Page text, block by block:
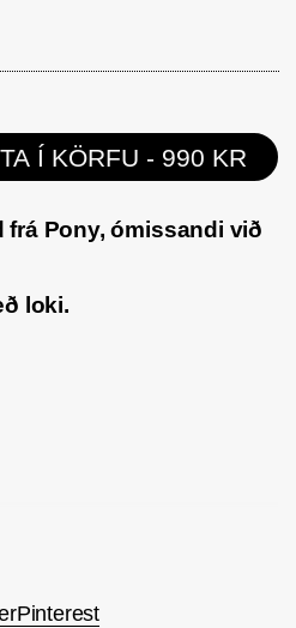
Í KÖRFU - 990 KR
frá Pony, ómissandi við
loki.
Pinterest